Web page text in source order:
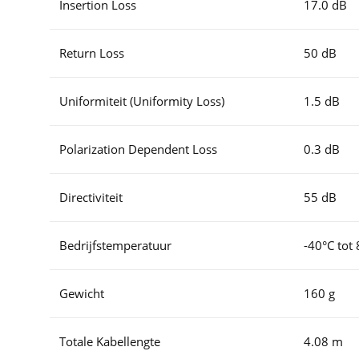
Insertion Loss 17.0 dB
Return Loss 50 dB
Uniformiteit (Uniformity Loss) 1.5 dB
Polarization Dependent Loss 0.3 dB
Directiviteit 55 dB
Bedrijfstemperatuur -40°C tot
Gewicht 160 g
Totale Kabellengte 4.08 m